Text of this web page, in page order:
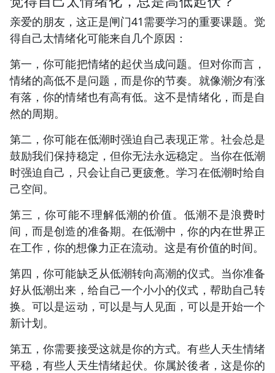
亲爱的朋友，这正是闸门41需要学习的重要课题。觉
得自己太情绪化可能来自几个原因：
第一，你可能把情绪的起伏当成问题。但对你而言，
情绪的高低不是问题，而是你的节奏。就像潮汐有涨
有落，你的情绪也有高有低。这不是情绪化，而是自
然的周期。
第二，你可能在低潮时强迫自己表现正常。社会总是
鼓励我们保持稳定，但你无法永远稳定。当你在低潮
时强迫自己，只会让自己更疲惫。学习在低潮时给自
己空间。
第三，你可能不理解低潮的价值。低潮不是浪费时
间，而是创造的准备期。在低潮中，你的内在世界正
在工作，你的想像力正在流动。这是有价值的时间。
第四，你可能缺乏从低潮转向高潮的仪式。当你准备
好从低潮出来，给自己一个小小的仪式，帮助自己转
换。可以是运动，可以是与人见面，可以是开始一个
新计划。
第五，你需要接受这就是你的方式。有些人天生情绪
平稳，有些人天生情绪起伏。你属於後者，这是你的